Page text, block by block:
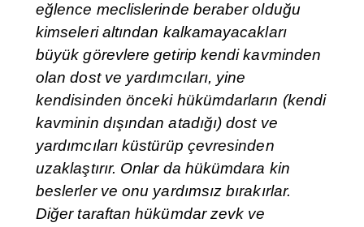
eğlence meclislerinde beraber olduğu
kimseleri altından kalkamayacakları
büyük görevlere getirip kendi kavminden
olan dost ve yardımcıları, yine
kendisinden önceki hükümdarların (kendi
kavminin dışından atadığı) dost ve
yardımcıları küstürüp çevresinden
uzaklaştırır. Onlar da hükümdara kin
beslerler ve onu yardımsız bırakırlar.
Diğer taraftan hükümdar zevk ve